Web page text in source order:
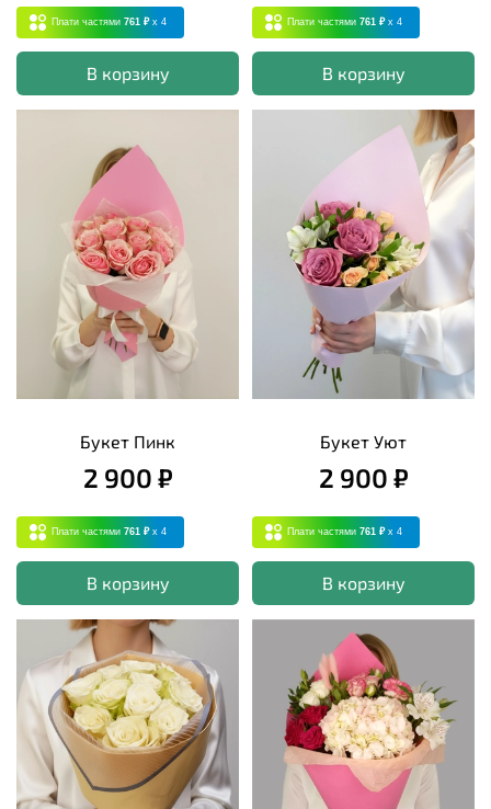
Плати частями 761 ₽ x 4
В корзину
Плати частями 761 ₽ x 4
В корзину
Букет Пинк
2 900 ₽
Плати частями 761 ₽ x 4
В корзину
Букет Уют
2 900 ₽
Плати частями 761 ₽ x 4
В корзину